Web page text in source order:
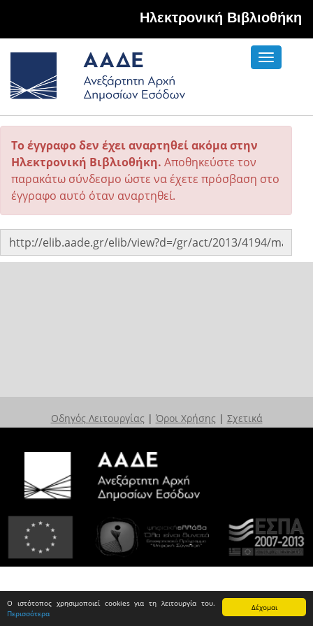
Δέχομαι
Ο ιστότοπος χρησιμοποιεί cookies για τη λειτουργία του.
Περισσότερα
Hλεκτρονική Βιβλιοθήκη
Toggle
Το έγγραφο δεν έχει αναρτηθεί ακόμα στην
Ηλεκτρονική Βιβλιοθήκη. Αποθηκεύστε τον
παρακάτω σύνδεσμο ώστε να έχετε πρόσβαση στο
έγγραφο αυτό όταν αναρτηθεί.
Οδηγός Λειτουργίας | Όροι Χρήσης | Σχετικά